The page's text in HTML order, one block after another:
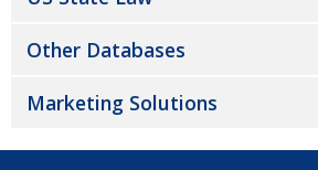
Other Databases
Marketing Solutions